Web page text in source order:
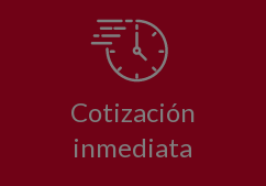
Cotización
inmediata